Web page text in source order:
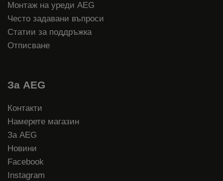
Монтаж на уреди AEG
Често задавани въпроси
Статии за поддръжка
Отписване
За AEG
Контакти
Намерете магазин
За AEG
Новини
Facebook
Instagram